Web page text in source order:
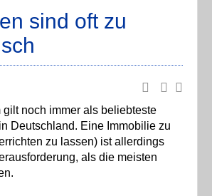
sind oft zu
gilt noch immer als beliebteste
Deutschland. Eine Immobilie zu
zu lassen) ist allerdings
als die meisten